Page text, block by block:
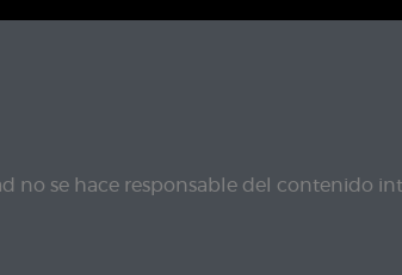
no se hace responsable del contenido